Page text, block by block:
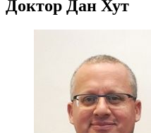
Доктор Дан Хут